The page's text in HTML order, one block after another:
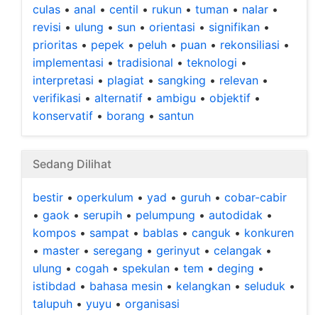
culas • anal • centil • rukun • tuman • nalar •
revisi • ulung • sun • orientasi • signifikan •
prioritas • pepek • peluh • puan • rekonsiliasi •
implementasi • tradisional • teknologi •
interpretasi • plagiat • sangking • relevan •
verifikasi • alternatif • ambigu • objektif •
konservatif • borang • santun
Sedang Dilihat
bestir • operkulum • yad • guruh • cobar-cabir
• gaok • serupih • pelumpung • autodidak •
kompos • sampat • bablas • canguk • konkuren
• master • seregang • gerinyut • celangak •
ulung • cogah • spekulan • tem • deging •
istibdad • bahasa mesin • kelangkan • seluduk •
talupuh • yuyu • organisasi